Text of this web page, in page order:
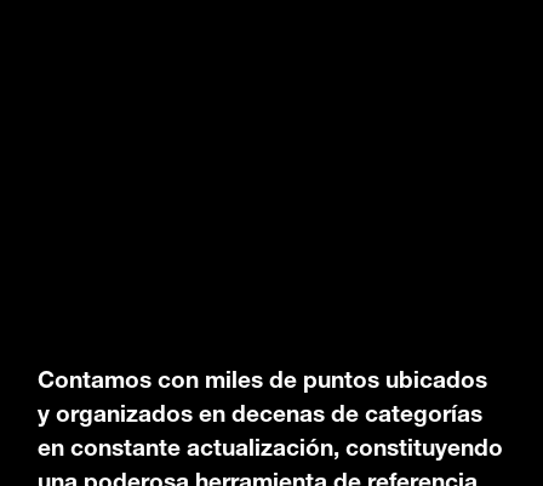
Contamos con miles de puntos ubicados
y organizados en decenas de categorías
en constante actualización, constituyendo